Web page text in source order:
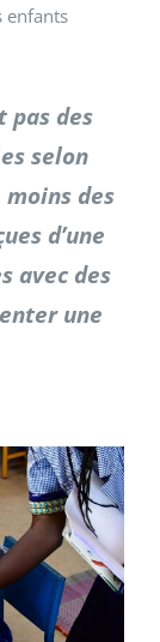
enfants
pas des
selon
moins des
d’une
avec des
une